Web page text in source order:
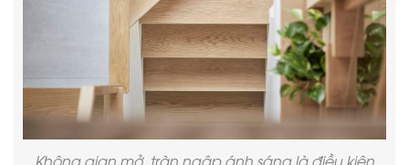
Không gian mở, tràn ngập ánh sáng là điều kiện